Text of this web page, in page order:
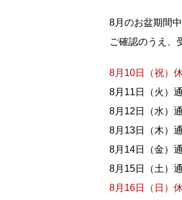
8月のお盆期間
ご確認のうえ、
8月10日 （祝）
8月11日
（火）
8月12日
（水）
8月13日
（木）
8月14日
（金）
8月15日
（土）
8月16日
（日）